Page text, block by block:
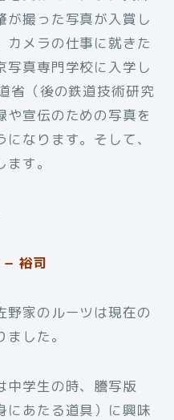
が撮った写真が入賞し
カメラの仕事に就きた
写真専門学校に入学し
省（後の鉄道技術研究
や宣伝のための写真を
なります。そして、
す。
− 裕司
野家のルーツは現在の
した。
中学生の時、謄写版
にあたる道具）に興味